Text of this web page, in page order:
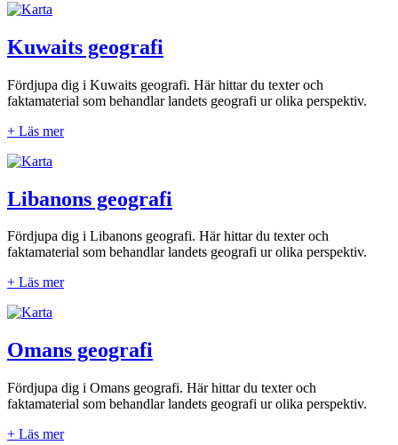
Kuwaits geografi
Fördjupa dig i Kuwaits geografi. Här hittar du texter och
faktamaterial som behandlar landets geografi ur olika perspektiv.
+ Läs mer
Libanons geografi
Fördjupa dig i Libanons geografi. Här hittar du texter och
faktamaterial som behandlar landets geografi ur olika perspektiv.
+ Läs mer
Omans geografi
Fördjupa dig i Omans geografi. Här hittar du texter och
faktamaterial som behandlar landets geografi ur olika perspektiv.
+ Läs mer